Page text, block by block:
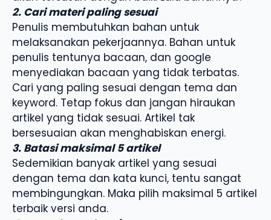
2. Cari materi paling sesuai
Penulis membutuhkan bahan untuk
melaksanakan pekerjaannya. Bahan untuk
penulis tentunya bacaan, dan google
menyediakan bacaan yang tidak terbatas.
Cari yang paling sesuai dengan tema dan
keyword. Tetap fokus dan jangan hiraukan
artikel yang tidak sesuai. Artikel tak
bersesuaian akan menghabiskan energi.
3. Batasi maksimal 5 artikel
Sedemikian banyak artikel yang sesuai
dengan tema dan kata kunci, tentu sangat
membingungkan. Maka pilih maksimal 5 artikel
terbaik versi anda.